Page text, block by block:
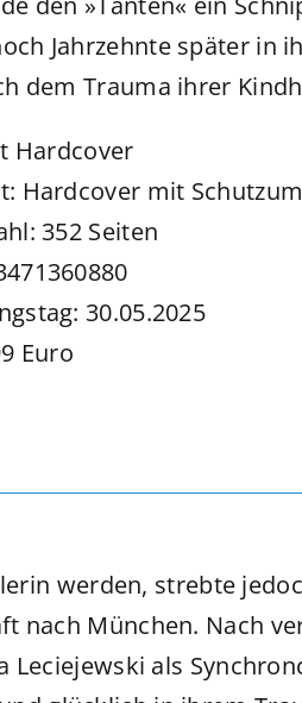
Jahrzehnte später in
dem Trauma ihrer
Hardcover
Hardcover mit
352 Seiten
30.05.2025
Euro
werden, strebte
München. Nach
als